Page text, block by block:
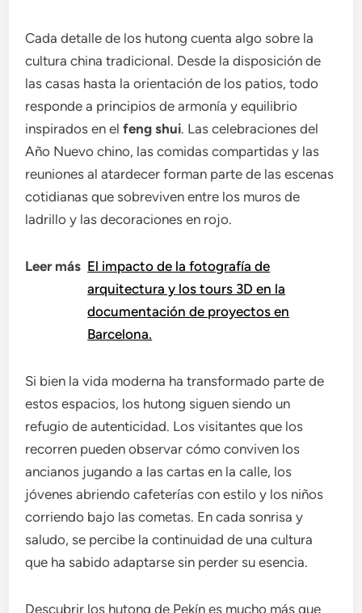
Cada detalle de los hutong cuenta algo sobre la
cultura china tradicional. Desde la disposición de
las casas hasta la orientación de los patios, todo
responde a principios de armonía y equilibrio
inspirados en elfeng shui. Las celebraciones del
Año Nuevo chino, las comidas compartidas y las
reuniones al atardecer forman parte de las escenas
cotidianas que sobreviven entre los muros de
ladrillo y las decoraciones en rojo.
Leer más El impacto de la fotografía de
arquitectura y los tours 3D en la
documentación de proyectos en
Barcelona.
Si bien la vida moderna ha transformado parte de
estos espacios, los hutong siguen siendo un
refugio de autenticidad. Los visitantes que los
recorren pueden observar cómo conviven los
ancianos jugando a las cartas en la calle, los
jóvenes abriendo cafeterías con estilo y los niños
corriendo bajo las cometas. En cada sonrisa y
saludo, se percibe la continuidad de una cultura
que ha sabido adaptarse sin perder su esencia.
Descubrir los hutong de Pekín es mucho más que